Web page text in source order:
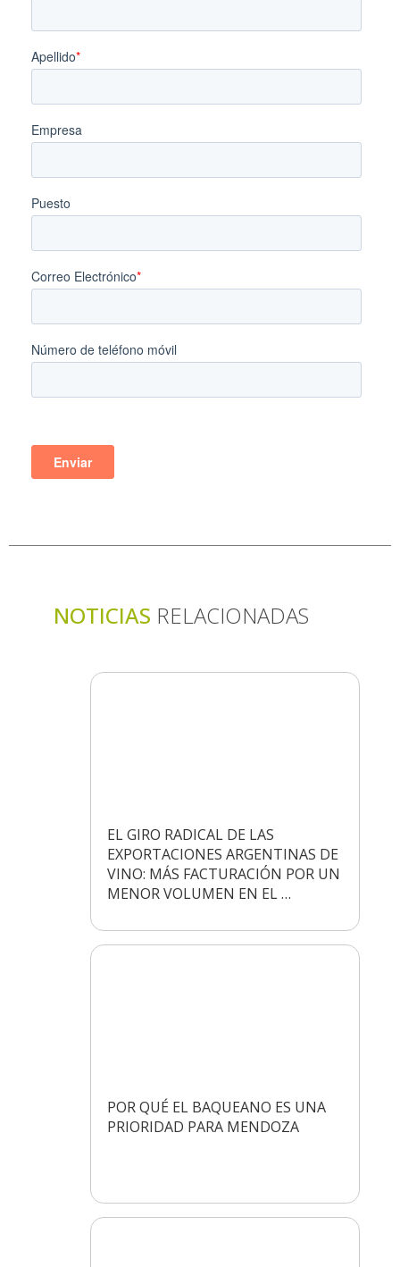
NOTICIAS RELACIONADAS
EL GIRO RADICAL DE LAS
EXPORTACIONES ARGENTINAS DE
VINO: MÁS FACTURACIÓN POR UN
MENOR VOLUMEN EN EL …
POR QUÉ EL BAQUEANO ES UNA
PRIORIDAD PARA MENDOZA